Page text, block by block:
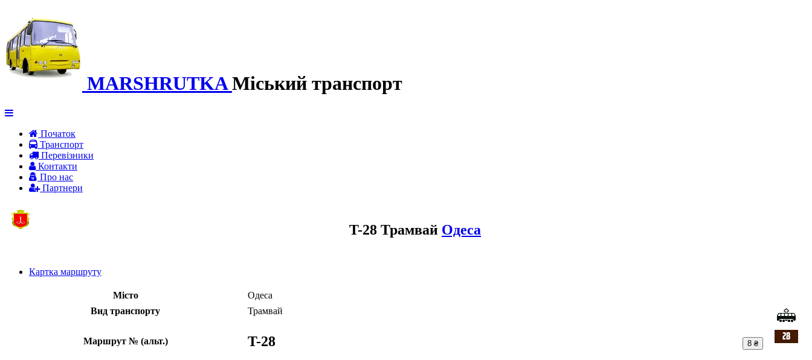
MARSHRUTKA Міський транспорт
Початок
Транспорт
Перевiзники
Контакти
Про нас
Партнери
T-28 Трамвай Одеса
Картка маршруту
Місто
Одеса
Вид транспорту
Трамвай
Маршрут № (альт.) T-28 8 ₴